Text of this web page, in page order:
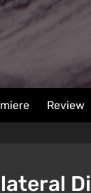
Review